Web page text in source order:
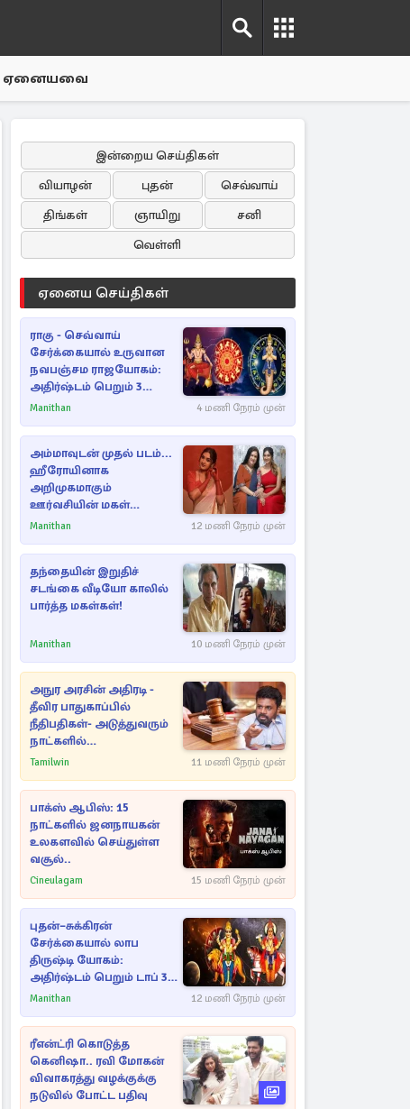
ஏனையவை
இன்றைய செய்திகள்
வியாழன்
புதன்
செவ்வாய்
திங்கள்
ஞாயிறு
சனி
வெள்ளி
ஏனைய செய்திகள்
ராகு - செவ்வாய்
சேர்க்கையால் உருவான
நவபஞ்சம ராஜயோகம்:
அதிர்ஷ்டம் பெறும் 3
ராசிகள்!
Manithan 4 மணி நேரம் முன்
அம்மாவுடன் முதல் படம்...
ஹீரோயினாக
அறிமுகமாகும்
ஊர்வசியின் மகள்
தேஜலட்சுமி!
Manithan 12 மணி நேரம் முன்
தந்தையின் இறுதிச்
சடங்கை வீடியோ காலில்
பார்த்த மகள்கள்!
Manithan 10 மணி நேரம் முன்
அநுர அரசின் அதிரடி -
தீவிர பாதுகாப்பில்
நீதிபதிகள்- அடுத்துவரும்
நாட்களில்
அம்பலமாகவுள்ள ரகசியம்
Tamilwin 11 மணி நேரம் முன்
பாக்ஸ் ஆபிஸ்: 15
நாட்களில் ஜனநாயகன்
உலகளவில் செய்துள்ள
வசூல்..
Cineulagam 15 மணி நேரம் முன்
புதன்–சுக்கிரன்
சேர்க்கையால் லாப
திருஷ்டி யோகம்:
அதிர்ஷ்டம் பெறும் டாப் 3
ராசிகள்!
Manithan 12 மணி நேரம் முன்
ரீஎன்ட்ரி கொடுத்த
கெனிஷா.. ரவி மோகன்
விவாகரத்து வழக்குக்கு
நடுவில் போட்ட பதிவு